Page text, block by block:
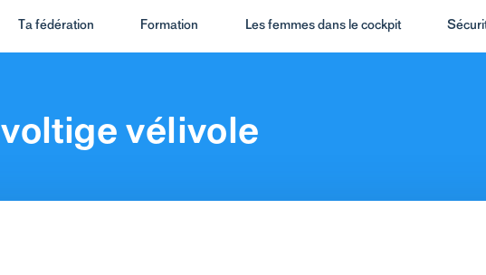
Ta fédération Formation Les femmes dans le cockpit
voltige vélivole